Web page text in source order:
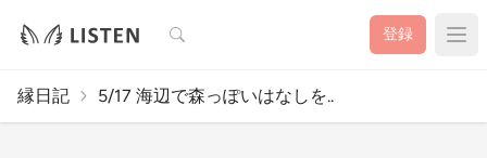
検索 登録
縁日記 5/17 海辺で森っぽいはなしを..